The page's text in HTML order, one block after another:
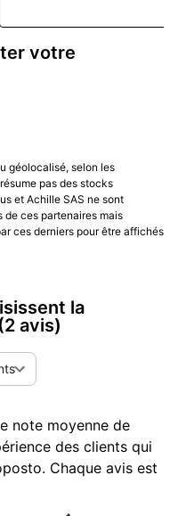
votre
géolocalisé, selon les
pas des stocks
et Achille SAS ne sont
de ces partenaires mais
ces derniers pour être affichés
la
(2 avis)
note moyenne de
des clients qui
Chaque avis est
ce qui rend
aux yeux de ses